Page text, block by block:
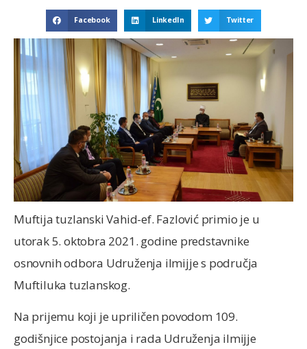
Facebook LinkedIn Twitter
Muftija tuzlanski Vahid-ef. Fazlović primio je u
utorak 5. oktobra 2021. godine predstavnike
osnovnih odbora Udruženja ilmijje s područja
Muftiluka tuzlanskog.
Na prijemu koji je upriličen povodom 109.
godišnjice postojanja i rada Udruženja ilmijje